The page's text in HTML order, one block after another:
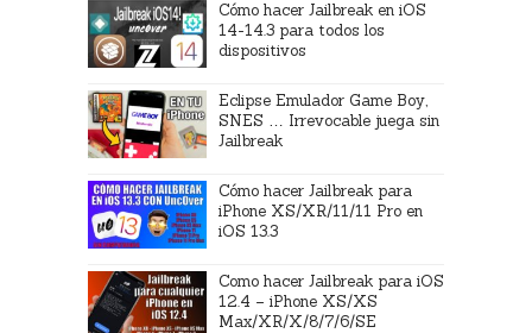
Cómo hacer Jailbreak en iOS
14-14.3 para todos los
dispositivos
Eclipse Emulador Game Boy,
SNES … Irrevocable juega sin
Jailbreak
Cómo hacer Jailbreak para
iPhone XS/XR/11/11 Pro en
iOS 13.3
Como hacer Jailbreak para iOS
12.4 – iPhone XS/XS
Max/XR/X/8/7/6/SE